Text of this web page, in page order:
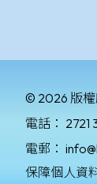
© 2026 版
電話： 2721
電郵：
保障個人資